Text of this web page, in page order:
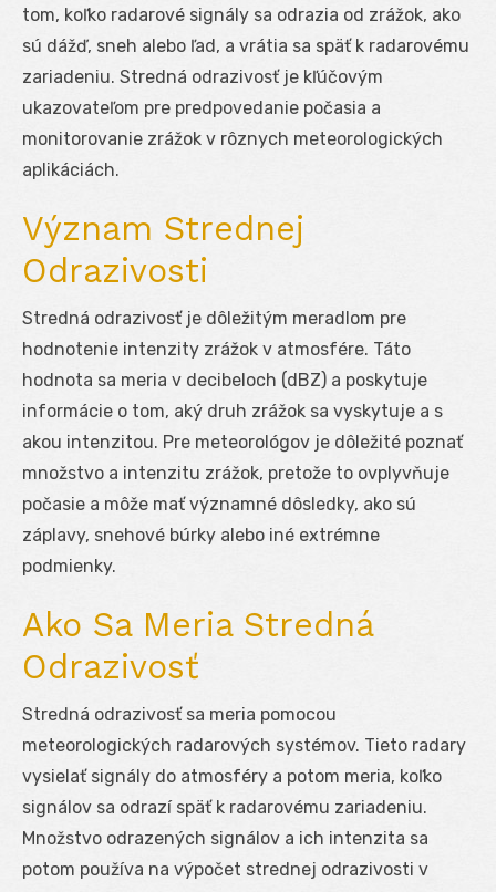
tom, koľko radarové signály sa odrazia od zrážok, ako
sú dážď, sneh alebo ľad, a vrátia sa späť k radarovému
zariadeniu. Stredná odrazivosť je kľúčovým
ukazovateľom pre predpovedanie počasia a
monitorovanie zrážok v rôznych meteorologických
aplikáciách.
Význam Strednej
Odrazivosti
Stredná odrazivosť je dôležitým meradlom pre
hodnotenie intenzity zrážok v atmosfére. Táto
hodnota sa meria v decibeloch (dBZ) a poskytuje
informácie o tom, aký druh zrážok sa vyskytuje a s
akou intenzitou. Pre meteorológov je dôležité poznať
množstvo a intenzitu zrážok, pretože to ovplyvňuje
počasie a môže mať významné dôsledky, ako sú
záplavy, snehové búrky alebo iné extrémne
podmienky.
Ako Sa Meria Stredná
Odrazivosť
Stredná odrazivosť sa meria pomocou
meteorologických radarových systémov. Tieto radary
vysielať signály do atmosféry a potom meria, koľko
signálov sa odrazí späť k radarovému zariadeniu.
Množstvo odrazených signálov a ich intenzita sa
potom používa na výpočet strednej odrazivosti v